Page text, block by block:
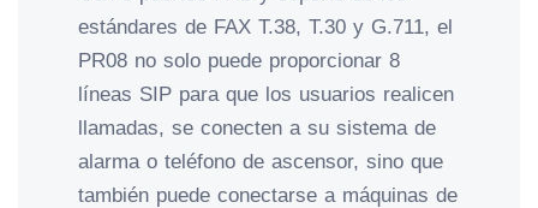
estándares de FAX T.38, T.30 y G.711, el
PR08 no solo puede proporcionar 8
líneas SIP para que los usuarios realicen
llamadas, se conecten a su sistema de
alarma o teléfono de ascensor, sino que
también puede conectarse a máquinas de